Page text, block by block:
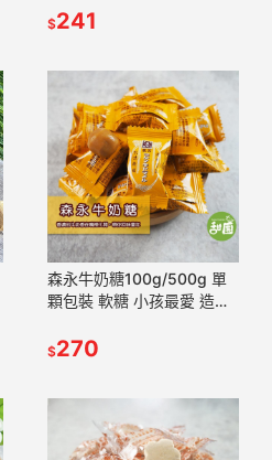
$241
森永牛奶糖100g/500g 單
顆包裝 軟糖 小孩最愛 造型
園】
$270